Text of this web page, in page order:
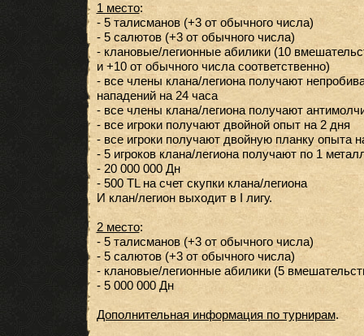
1 место:
- 5 талисманов (+3 от обычного числа)
- 5 салютов (+3 от обычного числа)
- клановые/легионные абилики (10
и +10 от обычного числа соответственно)
- все члены клана/легиона получают
нападений на 24 часа
- все члены клана/легиона получают
- все игроки получают двойной опыт на 2 дня
- все игроки получают двойную планку опыта
- 5 игроков клана/легиона получают по 1
- 20 000 000 Дн
- 500 TL на счет скупки клана/легиона
И клан/легион выходит в I лигу.
2 место:
- 5 талисманов (+3 от обычного числа)
- 5 салютов (+3 от обычного числа)
- клановые/легионные абилики (5
- 5 000 000 Дн
Дополнительная информация по турнирам.